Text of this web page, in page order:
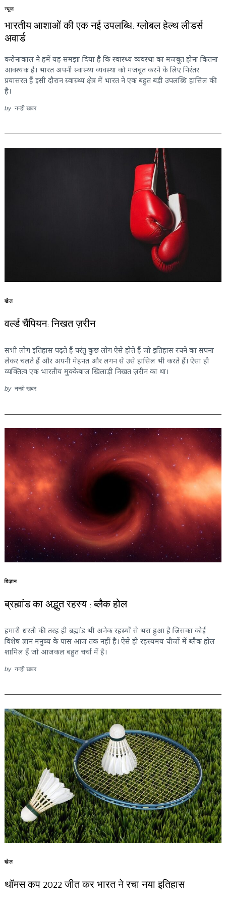
न्यूज़
भारतीय आशाओं की एक नई उपलब्धि: ग्लोबल हेल्थ लीडर्स
अवार्ड
करोनाकाल ने हमें यह समझा दिया है कि स्वास्थ्य व्यवस्था का मजबूत होना कितना
आवश्यक है। भारत अपनी स्वास्थ्य व्यवस्था को मजबूत करने के लिए निरंतर
प्रयासरत हैं इसी दौरान स्वास्थ्य क्षेत्र में भारत ने एक बहुत बड़ी उपलब्धि हासिल की
है।
by नन्ही खबर
खेल
वर्ल्ड चैंपियन: निखत ज़रीन
सभी लोग इतिहास पढ़ते हैं परंतु कुछ लोग ऐसे होते हैं जो इतिहास रचने का सपना
लेकर चलते हैं और अपनी मेहनत और लगन से उसे हासिल भी करते हैं। ऐसा ही
व्यक्तित्व एक भारतीय मुक्केबाज खिलाड़ी निखत ज़रीन का था।
by नन्ही खबर
विज्ञान
ब्रह्मांड का अद्भुत रहस्य : ब्लैक होल
हमारी धरती की तरह ही ब्रह्मांड भी अनेक रहस्यों से भरा हुआ है जिसका कोई
विशेष ज्ञान मनुष्य के पास आज तक नहीं है। ऐसे ही रहस्यमय चीजों में ब्लैक होल
शामिल हैं जो आजकल बहुत चर्चा में है।
by नन्ही खबर
खेल
थॉमस कप 2022 जीत कर भारत ने रचा नया इतिहास